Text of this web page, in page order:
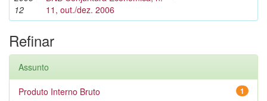
12
11, out./dez. 2006
Refinar
Assunto
1
Produto Interno Bruto